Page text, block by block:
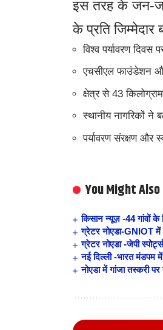
इस तरह के जन-
के प्रति जिम्मेदार
विश्व पर्यावरण दिवस
एचसीएल फाउंडेशन
क्षेत्र से 43
स्थानीय नागरिकों ने
पर्यावरण संरक्षण और
You Might
किसान न्यूज़ -44 गांवों के
ग्रेटर नोएडा-GNIOT में
ग्रेटर नोएडा -जेपी
नई दिल्ली -भारत मंडपम
नोएडा में गांजा तस्करी